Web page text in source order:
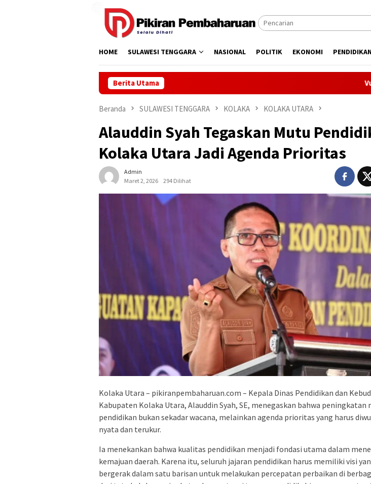
HOME SULAWESI TENGGARA NASIONAL POLITIK EKONOMI
Berita Utama Vulkan
Beranda SULAWESI TENGGARA KOLAKA KOLAKA UTARA
Alauddin Syah Tegaskan Mutu
Kolaka Utara Jadi Agenda Prioritas
Admin
Maret 2, 2026
294 Dilihat
Kolaka Utara – pikiranpembaharuan.com – Kepala Dinas Pendidikan dan
Kabupaten Kolaka Utara, Alauddin Syah, SE, menegaskan bahwa peningkatan
pendidikan bukan sekadar wacana, melainkan agenda prioritas yang harus
nyata dan terukur.
Ia menekankan bahwa kualitas pendidikan menjadi fondasi utama dalam
kemajuan daerah. Karena itu, seluruh jajaran pendidikan harus memiliki visi
bergerak dalam satu barisan untuk melakukan percepatan perbaikan di